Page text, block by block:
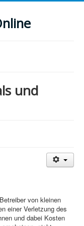
und
von kleinen
einer Verletzung des
und dabei Kosten